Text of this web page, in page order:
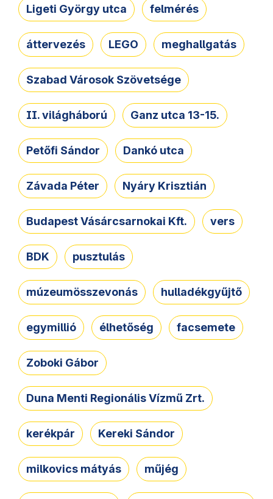
Ligeti György utca felmérés
áttervezés LEGO meghallgatás
Szabad Városok Szövetsége
II. világháború Ganz utca 13-15.
Petőfi Sándor Dankó utca
Závada Péter Nyáry Krisztián
Budapest Vásárcsarnokai Kft. vers
BDK pusztulás
múzeumösszevonás hulladékgyűjtő
egymillió élhetőség facsemete
Zoboki Gábor
Duna Menti Regionális Vízmű Zrt.
kerékpár Kereki Sándor
milkovics mátyás műjég